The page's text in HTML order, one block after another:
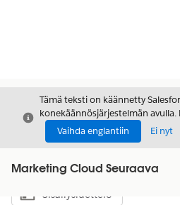
Sulje
Tämä teksti on käännetty
konekäännösjärjestelmän avulla.
Vaihda englantiin
Ei nyt
Marketing Cloud Seuraava
Näytä sisällysluettelo
Sisällysluettelo